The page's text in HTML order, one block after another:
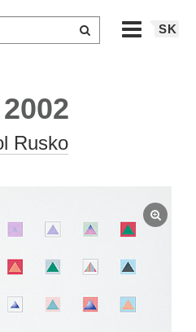
SK
Rusko